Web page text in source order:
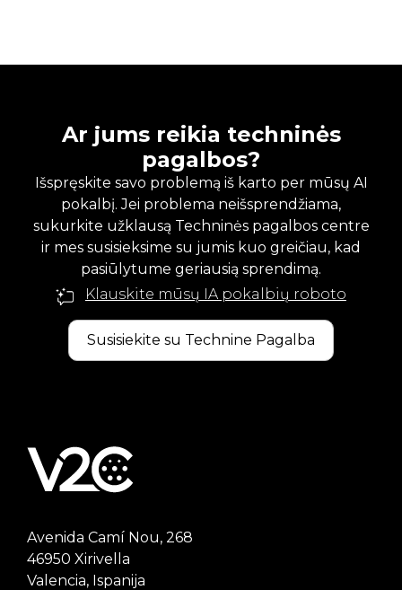
Ar jums reikia techninės
pagalbos?
Išspręskite savo problemą iš karto per mūsų AI
pokalbį. Jei problema neišsprendžiama,
sukurkite užklausą Techninės pagalbos centre
ir mes susisieksime su jumis kuo greičiau, kad
pasiūlytume geriausią sprendimą.
Klauskite mūsų IA pokalbių roboto
Susisiekite su Technine Pagalba
Avenida Camí Nou, 268
46950 Xirivella
Valencia, Ispanija